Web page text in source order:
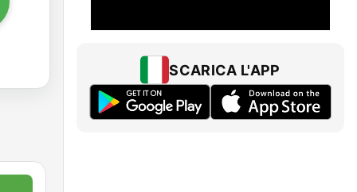
SCARICA L'APP